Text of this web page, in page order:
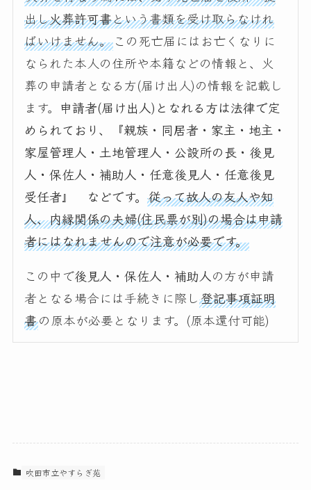
出し火葬許可書という書類を受け取らなけれ
ばいけません。 この死亡届にはお亡くなりに
なられた本人の住所や本籍などの情報と、火
葬の申請者となる方(届け出人)の情報を記載し
ます。 申請者(届け出人)となれる方は法律で定
められており、『親族・同居者・家主・地主・
家屋管理人・土地管理人・公設所の長・後見
人・保佐人・補助人・任意後見人・任意後見
受任者』 などです。従って故人の友人や知
人、内縁関係の夫婦(住民票が別)の場合は申請
者にはなれませんので注意が必要です。
この中で後見人・保佐人・補助人の方が申請
者となる場合には手続きに際し登記事項証明
書の原本が必要となります。(原本還付可能)
吹田市立やすらぎ苑